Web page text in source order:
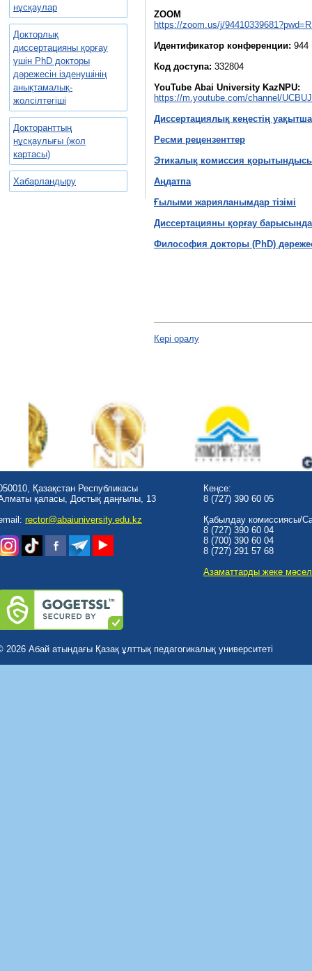
нұсқаулар
Докторлық
диссертацияны қорғау
үшін PhD докторы
дәрежесін ізденушінің
анықтамалық-
жолсілтегіші
Докторанттың
нұсқаулығы (жол
картасы)
Хабарландыру
ZOOM
https://zoom.us/j/
Идентификатор конференции: 944
Код доступа: 332804
YouTube Abai University KazNPU:
https://m.youtube.com/channel/
Диссертациялық кеңестің
Ресми рецензенттер
Этикалық комиссия
Аңдатпа
Ғылыми жарияланымдар тізімі
Диссертацияны қорғау барысында
Философия докторы (PhD)
Кері оралу
Қазақстан Республикасы
қаласы, Достық даңғылы, 13
rector@abaiuniversity.edu.kz
Кеңсе:
8 (727) 390 60 05
Қабылдау комиссиясы/
8 (727) 390 60 04
8 (700) 390 60 04
8 (727) 291 57 68
Азаматтарды жеке
2026 Абай атындағы Қазақ ұлттық педагогикалық университеті